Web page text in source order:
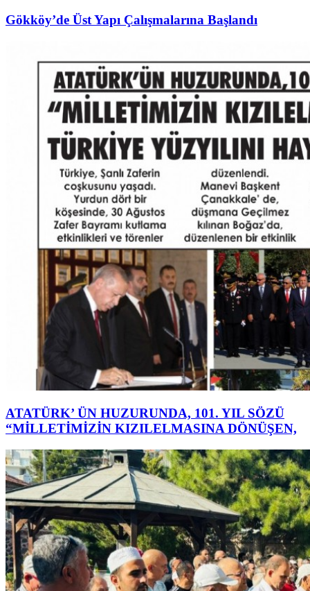
Gökköy’de Üst Yapı Çalışmalarına Başlandı
ATATÜRK’ ÜN HUZURUNDA, 101. YIL SÖZÜ
“MİLLETİMİZİN KIZILELMASINA DÖNÜŞEN,